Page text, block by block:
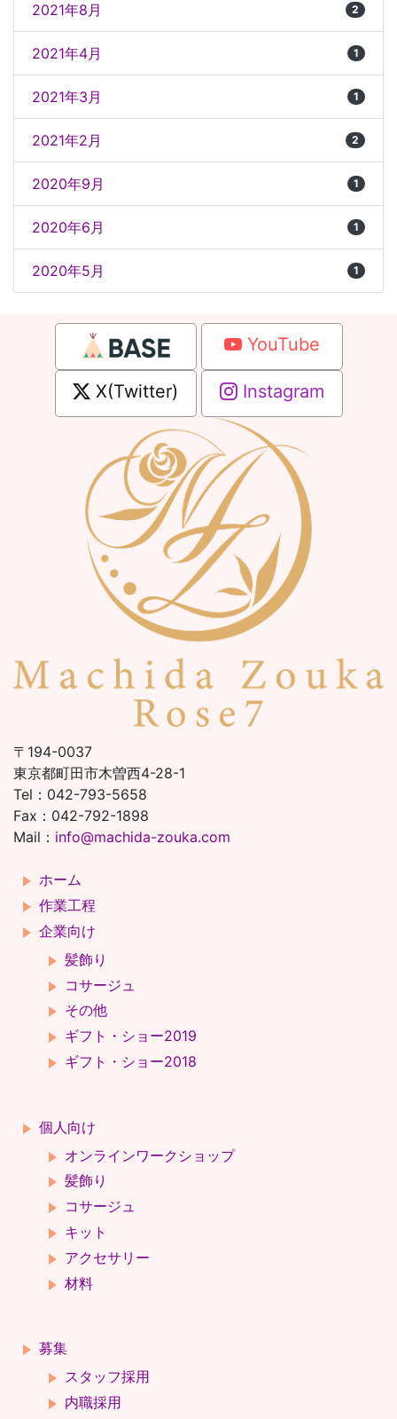
2021年8月 2
2021年4月 1
2021年3月 1
2021年2月 2
2020年9月 1
2020年6月 1
2020年5月 1
YouTube
X(Twitter) Instagram
〒194-0037
東京都町田市木曽西4-28-1
Tel：042-793-5658
Fax：042-792-1898
Mail： info@machida-zouka.com
ホーム
作業工程
企業向け
髪飾り
コサージュ
その他
ギフト・ショー2019
ギフト・ショー2018
個人向け
オンラインワークショップ
髪飾り
コサージュ
キット
アクセサリー
材料
募集
スタッフ採用
内職採用